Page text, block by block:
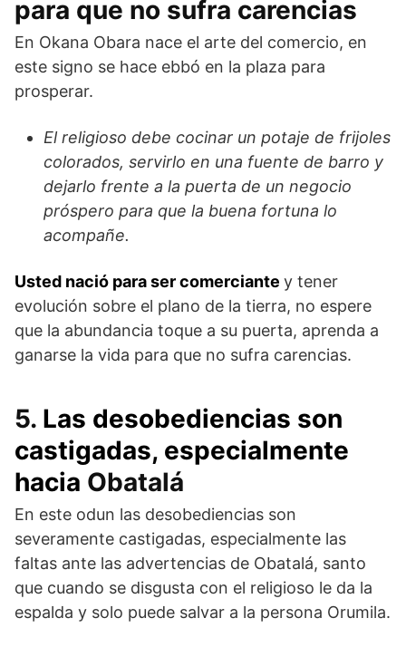
para que no sufra carencias
En Okana Obara nace el arte del comercio, en
este signo se hace ebbó en la plaza para
prosperar.
El religioso debe cocinar un potaje de frijoles
colorados, servirlo en una fuente de barro y
dejarlo frente a la puerta de un negocio
próspero para que la buena fortuna lo
acompañe.
Usted nació para ser comerciante y tener
evolución sobre el plano de la tierra, no espere
que la abundancia toque a su puerta, aprenda a
ganarse la vida para que no sufra carencias.
5. Las desobediencias son
castigadas, especialmente
hacia Obatalá
En este odun las desobediencias son
severamente castigadas, especialmente las
faltas ante las advertencias de Obatalá, santo
que cuando se disgusta con el religioso le da la
espalda y solo puede salvar a la persona Orumila.